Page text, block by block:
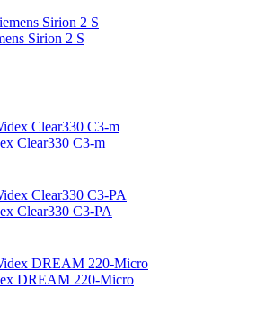
Sirion 2 S
Clear330 C3-m
Clear330 C3-PA
DREAM 220-Micro